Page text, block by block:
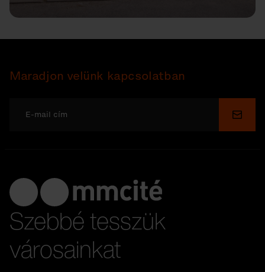
Maradjon velünk kapcsolatban
Szebbé tesszük
városainkat